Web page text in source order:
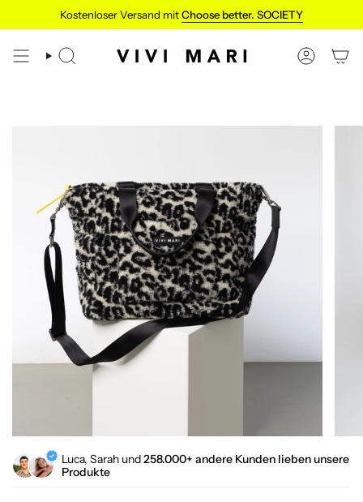
Kostenloser Versand mitChoose better. SOCIETY
SUCHE KONTO
Luca, Sarah und258.000+ andere Kunden lieben unsere
Produkte